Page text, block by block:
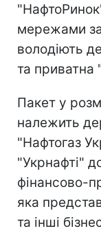
мережами за
володіють
та приватна
Пакет у
належить
"Нафтогаз
"Укрнафті"
фінансово-
яка
та інші